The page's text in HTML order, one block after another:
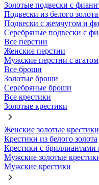
Золотые подвески с
Подвески из белого
Подвески с жемчугом и
Серебряные подвески с
Все перстни
Женские перстни
Мужские перстни с агатом
Все броши
Золотые броши
Серебряные броши
Все крестики
Золотые крестики
Женские золотые крестики
Крестики из белого золота
Крестики с бриллиантами
Мужские золотые
Мужские крестики